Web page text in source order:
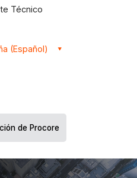
Técnico
(Español)
de Procore